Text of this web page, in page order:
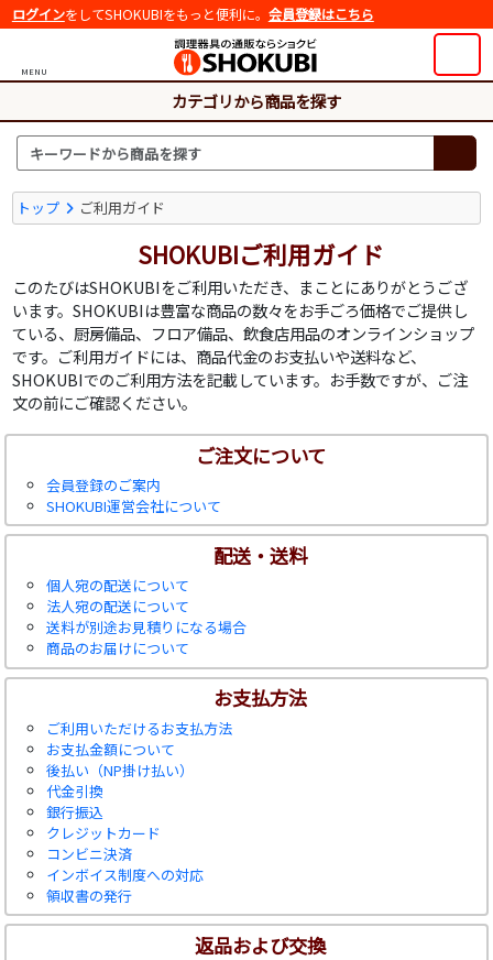
ログインをしてSHOKUBIをもっと便利に。 会員登録はこちら
MENU
カテゴリから商品を探す
トップ ご利用ガイド
SHOKUBIご利用ガイド
このたびはSHOKUBIをご利用いただき、まことにありがとうござ
います。SHOKUBIは豊富な商品の数々をお手ごろ価格でご提供し
ている、厨房備品、フロア備品、飲食店用品のオンラインショップ
です。ご利用ガイドには、商品代金のお支払いや送料など、
SHOKUBIでのご利用方法を記載しています。お手数ですが、ご注
文の前にご確認ください。
ご注文について
会員登録のご案内
SHOKUBI運営会社について
配送・送料
個人宛の配送について
法人宛の配送について
送料が別途お見積りになる場合
商品のお届けについて
お支払方法
ご利用いただけるお支払方法
お支払金額について
後払い（NP掛け払い）
代金引換
銀行振込
クレジットカード
コンビニ決済
インボイス制度への対応
領収書の発行
返品および交換